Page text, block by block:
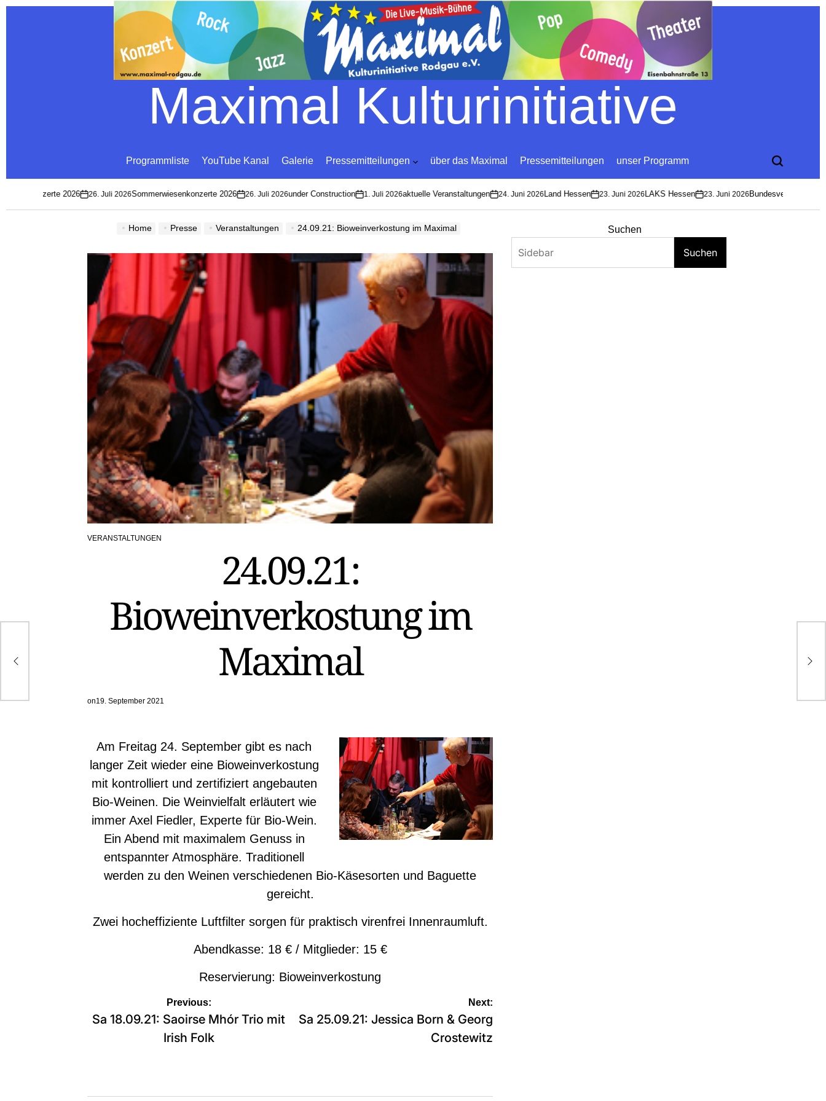
Skip
to
content
Maximal Kulturinitiative
Programmliste YouTube Kanal Galerie Pressemitteilungen über das Maximal Pressemitteilungen unser Programm
2026on
26. Juli 2026Sommerwiesenkonzerte 2026on
26. Juli 2026under Constructionon
1. Juli 2026aktuelle Veranstaltungenon
24. Juni 2026Land Hessenon
23. Juni 2026LAKS Hessenon
23. Juni 2026Bundesverband
Home Presse Veranstaltungen 24.09.21: Bioweinverkostung im Maximal
POSTED
VERANSTALTUNGEN
24.09.21:
Bioweinverkostung im
Maximal
on19. September 2021
Am Freitag 24. September gibt es nach
langer Zeit wieder eine Bioweinverkostung
mit kontrolliert und zertifiziert angebauten
Bio-Weinen. Die Weinvielfalt erläutert wie
immer Axel Fiedler, Experte für Bio-Wein.
Ein Abend mit maximalem Genuss in
entspannter Atmosphäre. Traditionell
werden zu den Weinen verschiedenen Bio-Käsesorten und Baguette
gereicht.
Zwei hocheffiziente Luftfilter sorgen für praktisch virenfrei Innenraumluft.
Abendkasse: 18 € / Mitglieder: 15 €
Reservierung: Bioweinverkostung
Beitragsnavigation
Previous:
Sa 18.09.21: Saoirse Mhór Trio mit
Irish Folk
Next:
Sa 25.09.21: Jessica Born & Georg
Crostewitz
Suchen
Suchen